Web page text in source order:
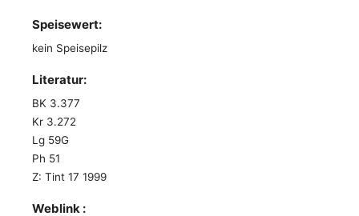
Speisewert:
kein Speisepilz
Literatur:
BK 3.377
Kr 3.272
Lg 59G
Ph 51
Z: Tint 17 1999
Weblink :